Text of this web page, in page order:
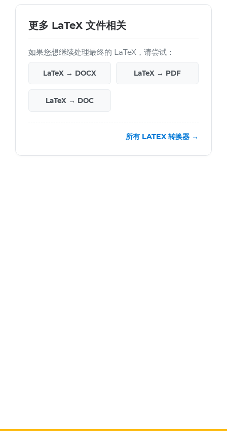
更多 LaTeX 文件相关
如果您想继续处理最终的 LaTeX，请尝试：
LaTeX → DOCX LaTeX → PDF
LaTeX → DOC
所有 LATEX 转换器 →